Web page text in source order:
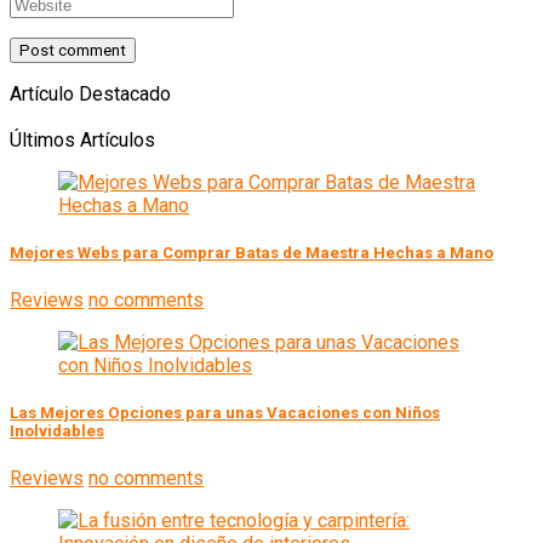
Artículo Destacado
Últimos Artículos
Mejores Webs para Comprar Batas de Maestra Hechas a Mano
Reviews no comments
Las Mejores Opciones para unas Vacaciones con Niños
Inolvidables
Reviews no comments